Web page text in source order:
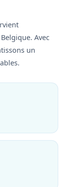
Avec
un